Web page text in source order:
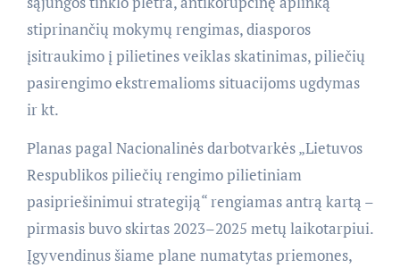
stiprinančių mokymų rengimas, diasporos
įsitraukimo į pilietines veiklas skatinimas, piliečių
pasirengimo ekstremalioms situacijoms ugdymas
ir kt.
Planas pagal Nacionalinės darbotvarkės „Lietuvos
Respublikos piliečių rengimo pilietiniam
pasipriešinimui strategiją“ rengiamas antrą kartą –
pirmasis buvo skirtas 2023–2025 metų laikotarpiui.
Įgyvendinus šiame plane numatytas priemones,